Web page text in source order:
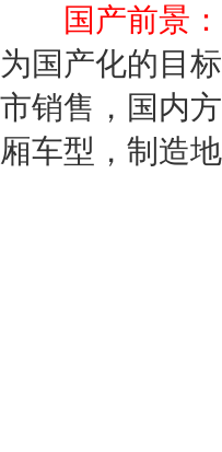
国产前景：
为国产化的目
市销售，国内
厢车型，制造